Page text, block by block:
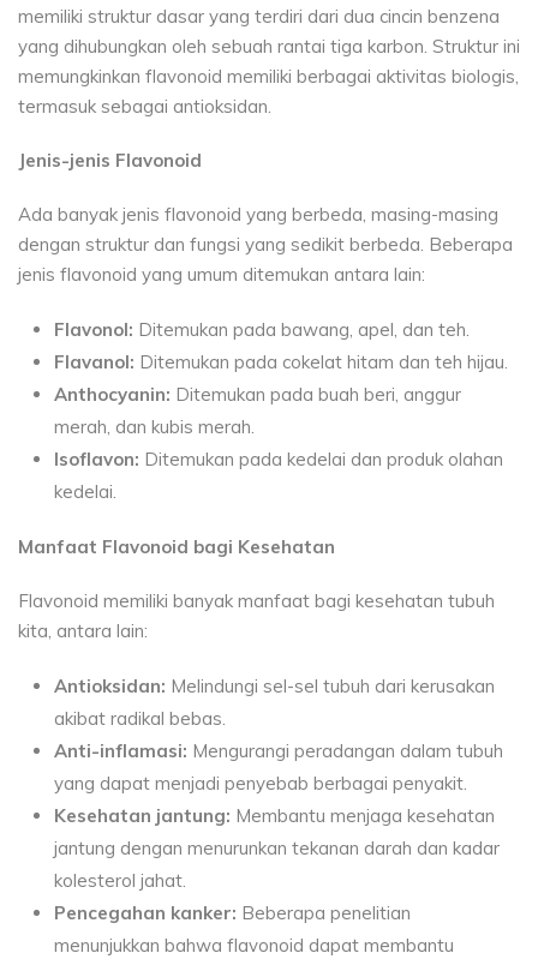
memiliki struktur dasar yang terdiri dari dua cincin benzena
yang dihubungkan oleh sebuah rantai tiga karbon. Struktur ini
memungkinkan flavonoid memiliki berbagai aktivitas biologis,
termasuk sebagai antioksidan.
Jenis-jenis Flavonoid
Ada banyak jenis flavonoid yang berbeda, masing-masing
dengan struktur dan fungsi yang sedikit berbeda. Beberapa
jenis flavonoid yang umum ditemukan antara lain:
Flavonol: Ditemukan pada bawang, apel, dan teh.
Flavanol: Ditemukan pada cokelat hitam dan teh hijau.
Anthocyanin: Ditemukan pada buah beri, anggur
merah, dan kubis merah.
Isoflavon: Ditemukan pada kedelai dan produk olahan
kedelai.
Manfaat Flavonoid bagi Kesehatan
Flavonoid memiliki banyak manfaat bagi kesehatan tubuh
kita, antara lain:
Antioksidan: Melindungi sel-sel tubuh dari kerusakan
akibat radikal bebas.
Anti-inflamasi: Mengurangi peradangan dalam tubuh
yang dapat menjadi penyebab berbagai penyakit.
Kesehatan jantung: Membantu menjaga kesehatan
jantung dengan menurunkan tekanan darah dan kadar
kolesterol jahat.
Pencegahan kanker: Beberapa penelitian
menunjukkan bahwa flavonoid dapat membantu